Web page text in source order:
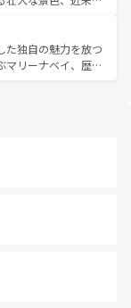
にも異なる楽しみ
々、仏教を中心とし
れる旅人を魅了し続
スポットが密集し
も魅力。息をのむよ
を存分に楽しみ尽く
た独自の魅力を放つ
マリーナベイ、歴史
外せないスポット